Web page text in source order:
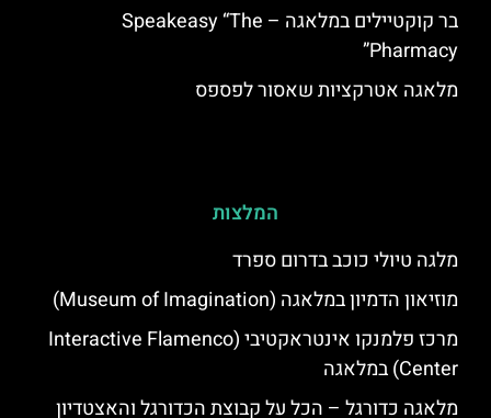
בר קוקטיילים במלאגה – Speakeasy “The
Pharmacy”
מלאגה אטרקציות שאסור לפספס
המלצות
מלגה טיולי כוכב בדרום ספרד
מוזיאון הדמיון במלאגה (Museum of Imagination)
מרכז פלמנקו אינטראקטיבי (Interactive Flamenco
Center) במלאגה
מלאגה כדורגל – הכל על קבוצת הכדורגל והאצטדיון